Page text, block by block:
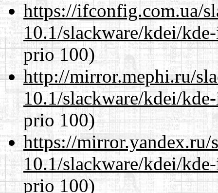
https://ifconfig.com.ua/
10.1/slackware/kdei/
prio 100)
http://mirror.mephi.ru/
10.1/slackware/kdei/
prio 100)
https://mirror.yandex.ru/
10.1/slackware/kdei/
prio 100)